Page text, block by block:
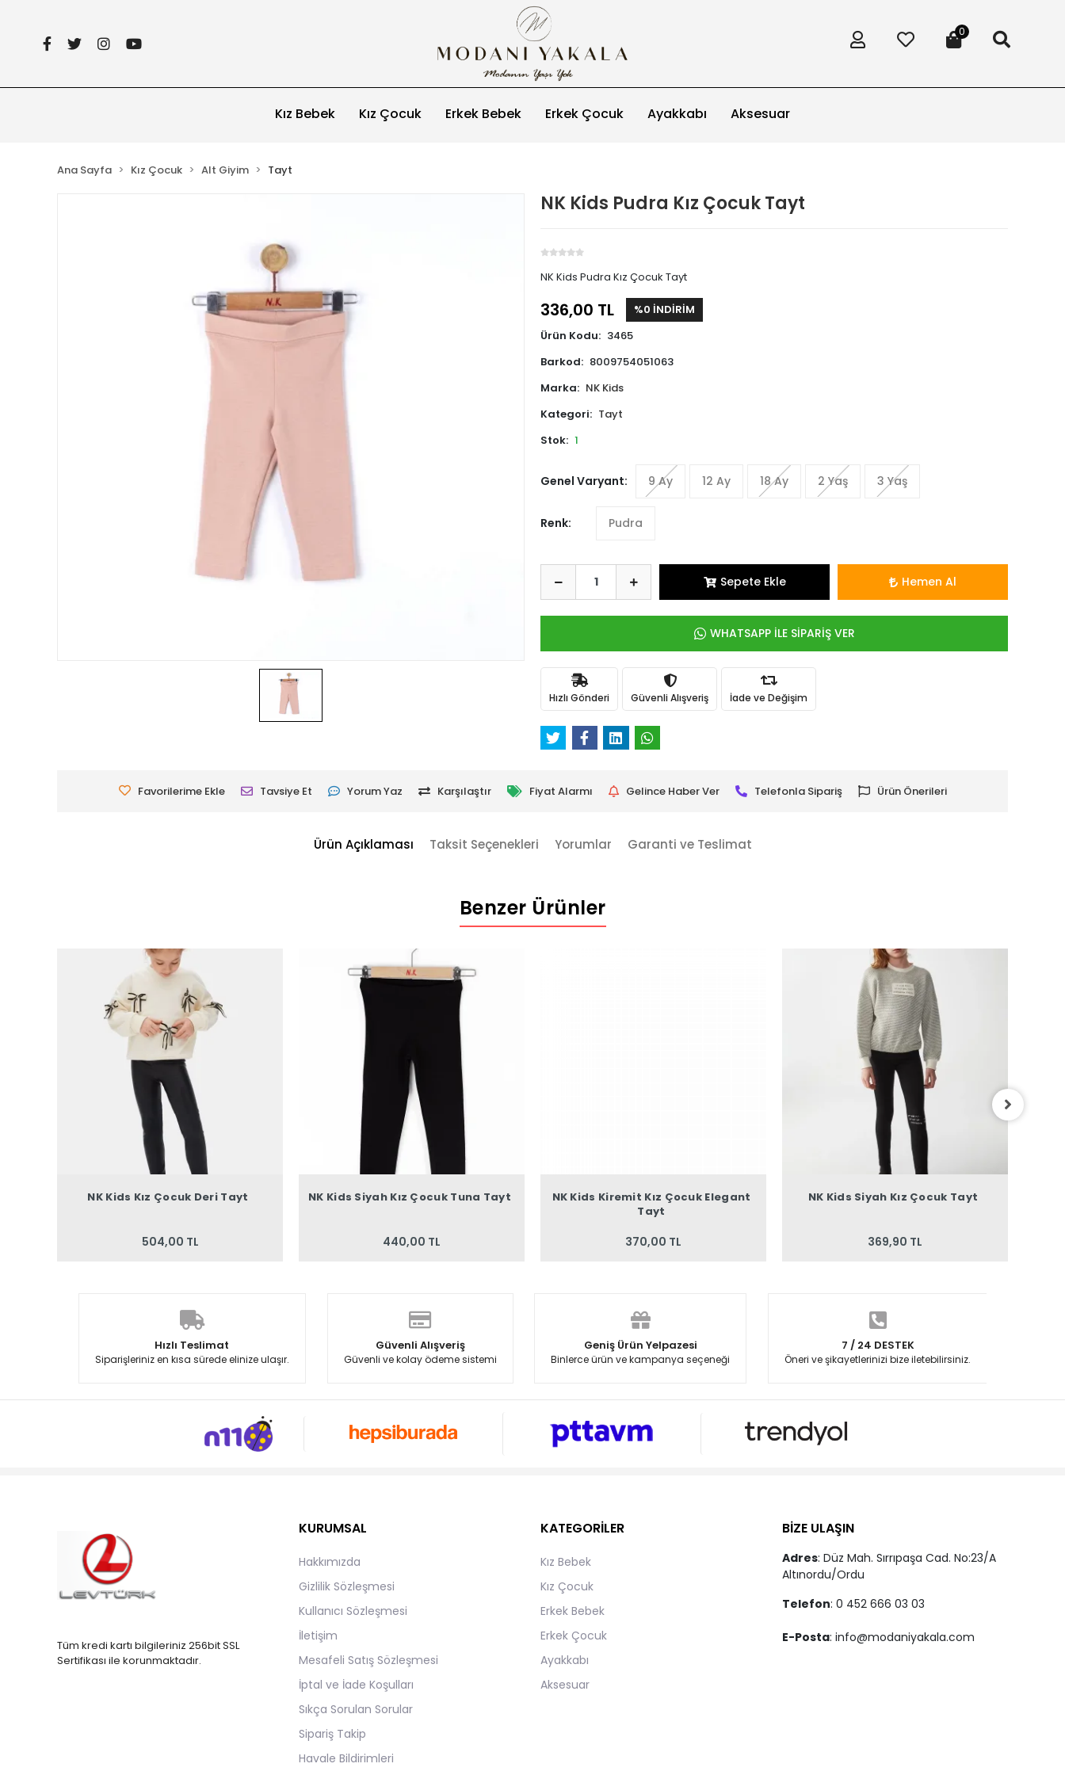
0
Kız Bebek Kız Çocuk Erkek Bebek Erkek Çocuk Ayakkabı Aksesuar
Ana Sayfa Kız Çocuk Alt Giyim Tayt
NK Kids Pudra Kız Çocuk Tayt
NK Kids Pudra Kız Çocuk Tayt
336,00 TL
%0 İNDİRİM
Ürün Kodu: 3465
Barkod: 8009754051063
Marka: NK Kids
Kategori: Tayt
Stok: 1
Genel Varyant: 9 Ay 12 Ay 18 Ay 2 Yaş 3 Yaş
Renk: Pudra
Sepete Ekle Hemen Al
WHATSAPP İLE SİPARİŞ VER
Hızlı Gönderi Güvenli Alışveriş İade ve Değişim
Favorilerime Ekle Tavsiye Et Yorum Yaz Karşılaştır Fiyat Alarmı Gelince Haber Ver Telefonla Sipariş Ürün Önerileri
Ürün Açıklaması Taksit Seçenekleri Yorumlar Garanti ve Teslimat
Benzer Ürünler
NK Kids Kız Çocuk Deri Tayt
504,00 TL
NK Kids Siyah Kız Çocuk Tuna Tayt
440,00 TL
NK Kids Kiremit Kız Çocuk Elegant
Tayt
370,00 TL
NK Kids Siyah Kız Çocuk Tayt
369,90 TL
Hızlı Teslimat
Siparişleriniz en kısa sürede elinize ulaşır.
Güvenli Alışveriş
Güvenli ve kolay ödeme sistemi
Geniş Ürün Yelpazesi
Binlerce ürün ve kampanya seçeneği
7 / 24 DESTEK
Öneri ve şikayetlerinizi bize iletebilirsiniz.
Tüm kredi kartı bilgileriniz 256bit SSL
Sertifikası ile korunmaktadır.
KURUMSAL
Hakkımızda
Gizlilik Sözleşmesi
Kullanıcı Sözleşmesi
İletişim
Mesafeli Satış Sözleşmesi
İptal ve İade Koşulları
Sıkça Sorulan Sorular
Sipariş Takip
Havale Bildirimleri
KATEGORİLER
Kız Bebek
Kız Çocuk
Erkek Bebek
Erkek Çocuk
Ayakkabı
Aksesuar
BİZE ULAŞIN
Adres: Düz Mah. Sırrıpaşa Cad. No:23/A
Altınordu/Ordu
Telefon: 0 452 666 03 03
E-Posta: info@modaniyakala.com